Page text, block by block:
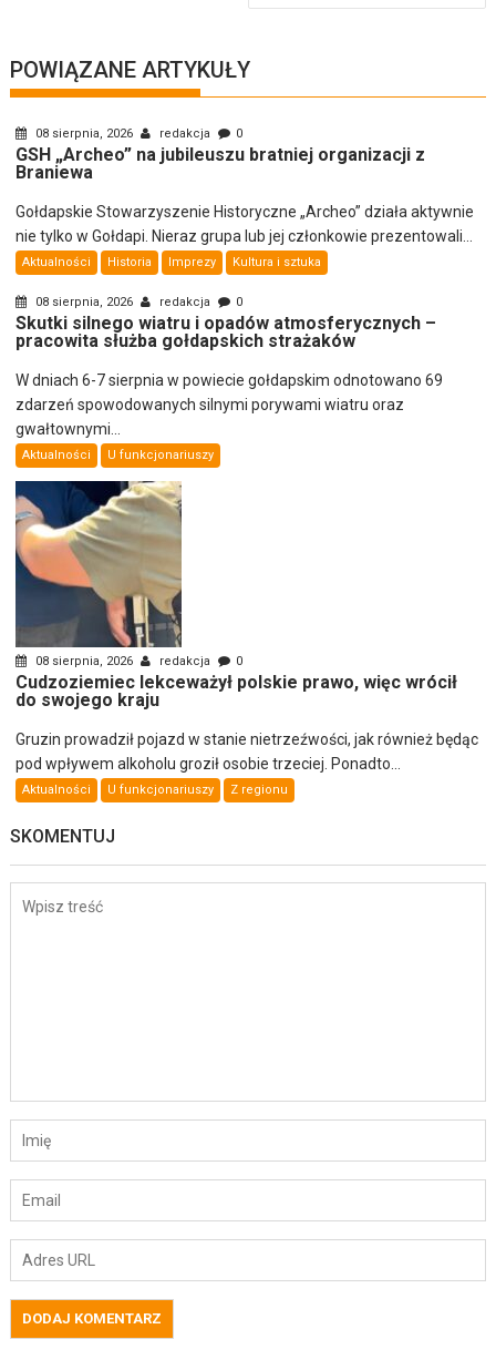
POWIĄZANE ARTYKUŁY
08 sierpnia, 2026 redakcja 0
GSH „Archeo” na jubileuszu bratniej organizacji z
Braniewa
Gołdapskie Stowarzyszenie Historyczne „Archeo” działa aktywnie
nie tylko w Gołdapi. Nieraz grupa lub jej członkowie prezentowali...
Aktualności Historia Imprezy Kultura i sztuka
08 sierpnia, 2026 redakcja 0
Skutki silnego wiatru i opadów atmosferycznych –
pracowita służba gołdapskich strażaków
W dniach 6-7 sierpnia w powiecie gołdapskim odnotowano 69
zdarzeń spowodowanych silnymi porywami wiatru oraz
gwałtownymi...
Aktualności U funkcjonariuszy
08 sierpnia, 2026 redakcja 0
Cudzoziemiec lekceważył polskie prawo, więc wrócił
do swojego kraju
Gruzin prowadził pojazd w stanie nietrzeźwości, jak również będąc
pod wpływem alkoholu groził osobie trzeciej. Ponadto...
Aktualności U funkcjonariuszy Z regionu
SKOMENTUJ